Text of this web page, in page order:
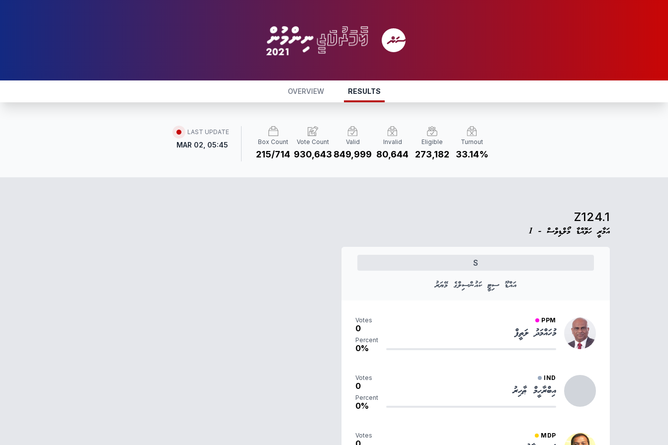
RESULTS
OVERVIEW
Box Count
215/714
Vote Count
930,643
Valid
849,999
Invalid
80,644
Eligible
273,182
Turnout
33.14%
LAST UPDATE
MAR 02, 05:45
Z124.1
އަމާރީ ހަވޮއްޑާ މޯލްޑިވްސް - 1
S
އައްޑޫ ސިޓީ ކައުންސިލްގެ މޭޔަރު
PPM
މުހައްމަދު ލަތީފް
Votes
0
Percent
0%
IND
އިބްރާހީމް ޠާހިރު
Votes
0
Percent
0%
MDP
Votes